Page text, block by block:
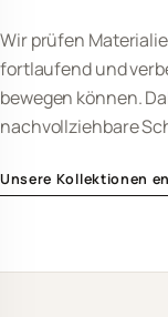
Wir prüfen
fortlaufend und
bewegen können.
nachvollziehbare
Unsere Kollektionen